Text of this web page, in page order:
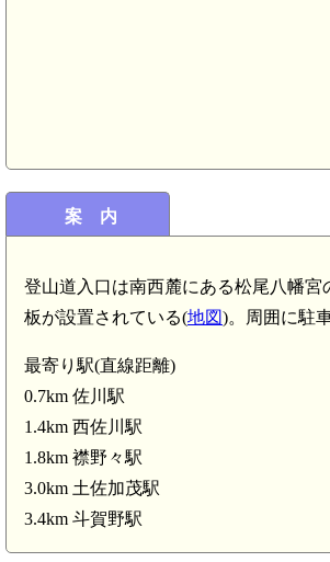
案 内
登山道入口は南西麓にある松尾八幡宮
板が設置されている(地図)。周囲に駐
最寄り駅(直線距離)
0.7km 佐川駅
1.4km 西佐川駅
1.8km 襟野々駅
3.0km 土佐加茂駅
3.4km 斗賀野駅
(5.0km)